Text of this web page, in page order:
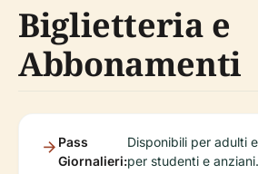
Biglietteria e
Abbonamenti
Pass
Giornalieri:
Disponibili per adulti
per studenti e anziani.